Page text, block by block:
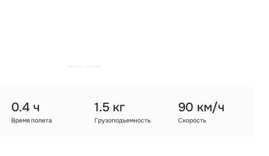
0.4 ч
Время полета
1.5 кг
Грузоподъемность
90 км/ч
Скорость